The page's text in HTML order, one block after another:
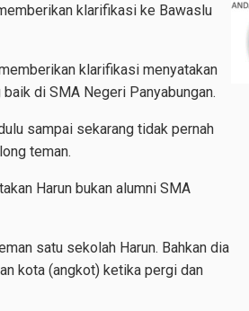
klarifikasi ke Bawaslu
klarifikasi menyatakan
di SMA Negeri Panyabungan.
sampai sekarang tidak pernah
teman.
Harun bukan alumni SMA
satu sekolah Harun. Bahkan dia
kota (angkot) ketika pergi dan